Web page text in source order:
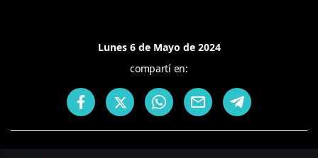
Lunes 6 de Mayo de 2024
compartí en: